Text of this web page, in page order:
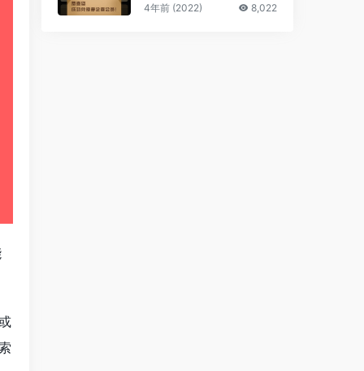
4年前 (2022) 8,022